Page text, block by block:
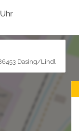
Dasing/Lindl